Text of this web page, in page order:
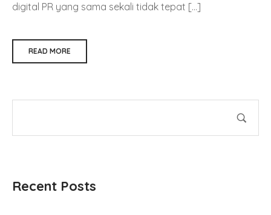
Recent Posts
digital PR yang sama sekali tidak tepat […]
READ MORE